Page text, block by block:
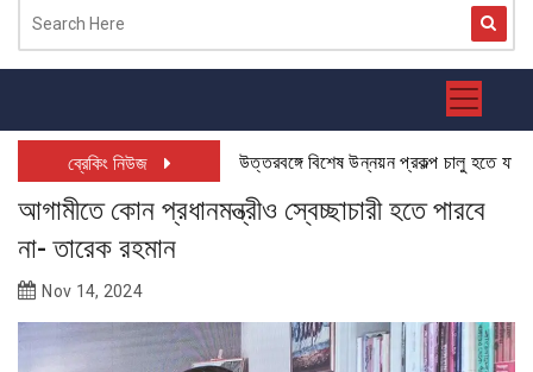
ব্রেকিং নিউজ উত্তরবঙ্গে বিশেষ উন্নয়ন প্রকল্প চালু হতে যাচ্ছে:
আগামীতে কোন প্রধানমন্ত্রীও স্বেচ্ছাচারী হতে পারবে
না- তারেক রহমান
Nov 14, 2024